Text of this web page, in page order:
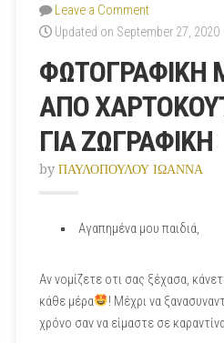
Leave a Comment
Updated on September 27, 2020
ΦΩΤΟΓΡΑΦΙΚΗ
ΑΠΟ
ΓΙΑ ΖΩΓΡΑΦΙΚΗ
by ΠΑΥΛΟΠΟΥΛΟΥ ΙΩΑΝΝΑ
Αγαπημένα μου παιδιά,
Αν νομίζετε οτι σας ξέχασα,
κάθε μέρα
! Μέχρι να
χρόνο σαν να είμαστε σε